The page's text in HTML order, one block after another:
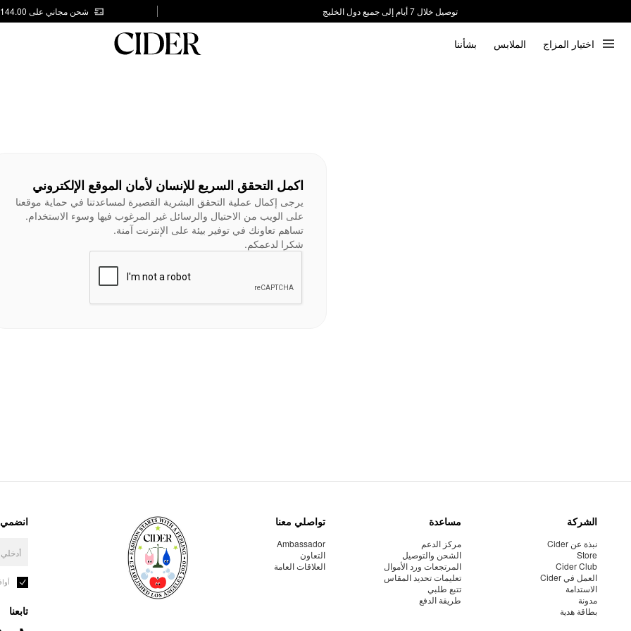
توصيل خلال 7 أيام إلى جميع دول الخليج
شحن مجاني على AED 144.00
اختيار المزاج الملابس بشأننا
اكمل التحقق السريع للإنسان لأمان الموقع الإلكتروني
يرجى إكمال عملية التحقق البشرية القصيرة لمساعدتنا في حماية موقعنا
على الويب من الاحتيال والرسائل غير المرغوب فيها وسوء الاستخدام.
تساهم تعاونك في توفير بيئة على الإنترنت آمنة.
شكرا لدعمكم.
الشركة
نبذة عن Cider
Store
Cider Club
العمل في Cider
الاستدامة
مدونة
بطاقة هدية
مساعدة
مركز الدعم
الشحن والتوصيل
المرتجعات ورد الأموال
تعليمات تحديد المقاس
تتبع طلبي
طريقة الدفع
تواصلي معنا
Ambassador
التعاون
العلاقات العامة
انضمي
تابعنا